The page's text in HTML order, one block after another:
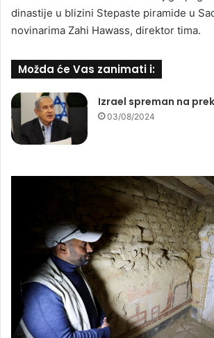
dinastije u blizini Stepaste piramide u
novinarima Zahi Hawass, direktor tima.
Možda će Vas zanimati i:
Izrael spreman na
03/08/2024